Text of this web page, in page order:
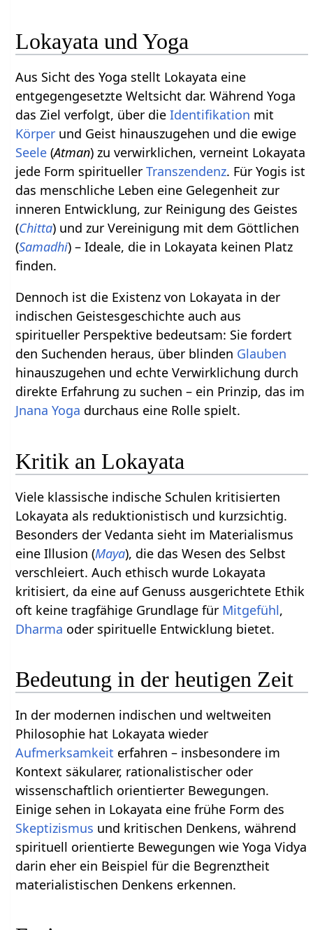
Lokayata und Yoga
Aus Sicht des Yoga stellt Lokayata eine
entgegengesetzte Weltsicht dar. Während Yoga
das Ziel verfolgt, über dieIdentifikation mit
Körper und Geist hinauszugehen und die ewige
Seele (Atman) zu verwirklichen, verneint Lokayata
jede Form spirituellerTranszendenz. Für Yogis ist
das menschliche Leben eine Gelegenheit zur
inneren Entwicklung, zur Reinigung des Geistes
(Chitta) und zur Vereinigung mit dem Göttlichen
(Samadhi) – Ideale, die in Lokayata keinen Platz
finden.
Dennoch ist die Existenz von Lokayata in der
indischen Geistesgeschichte auch aus
spiritueller Perspektive bedeutsam: Sie fordert
den Suchenden heraus, über blinden Glauben
hinauszugehen und echte Verwirklichung durch
direkte Erfahrung zu suchen – ein Prinzip, das im
Jnana Yoga durchaus eine Rolle spielt.
Kritik an Lokayata
Viele klassische indische Schulen kritisierten
Lokayata als reduktionistisch und kurzsichtig.
Besonders der Vedanta sieht im Materialismus
eine Illusion (Maya), die das Wesen des Selbst
verschleiert. Auch ethisch wurde Lokayata
kritisiert, da eine auf Genuss ausgerichtete Ethik
oft keine tragfähige Grundlage für Mitgefühl,
Dharma oder spirituelle Entwicklung bietet.
Bedeutung in der heutigen Zeit
In der modernen indischen und weltweiten
Philosophie hat Lokayata wieder
Aufmerksamkeit erfahren – insbesondere im
Kontext säkularer, rationalistischer oder
wissenschaftlich orientierter Bewegungen.
Einige sehen in Lokayata eine frühe Form des
Skeptizismus und kritischen Denkens, während
spirituell orientierte Bewegungen wie Yoga Vidya
darin eher ein Beispiel für die Begrenztheit
materialistischen Denkens erkennen.